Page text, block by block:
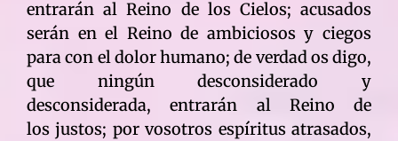
entrarán al Reino de los Cielos; acusados
serán en el Reino de ambiciosos y ciegos
para con el dolor humano; de verdad os digo,
que ningún desconsiderado y
desconsiderada, entrarán al Reino de
los justos; por vosotros espíritus atrasados,